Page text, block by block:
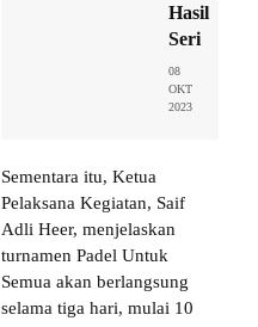
Hasil
Seri
08
OKT
2023
Sementara itu, Ketua
Pelaksana Kegiatan, Saif
Adli Heer, menjelaskan
turnamen Padel Untuk
Semua akan berlangsung
selama tiga hari, mulai 10